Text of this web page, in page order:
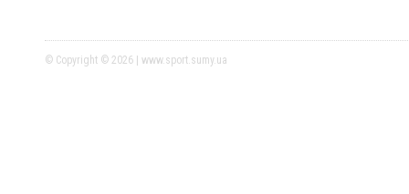
© Copyright © 2026 | www.sport.sumy.ua